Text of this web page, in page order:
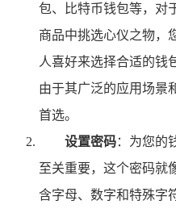
包、比特币钱包等，对
商品中挑选心仪之物，
人喜好来选择合适的钱
由于其广泛的应用场景
首选。
设置密码：为您的
至关重要，这个密码就
含字母、数字和特殊字